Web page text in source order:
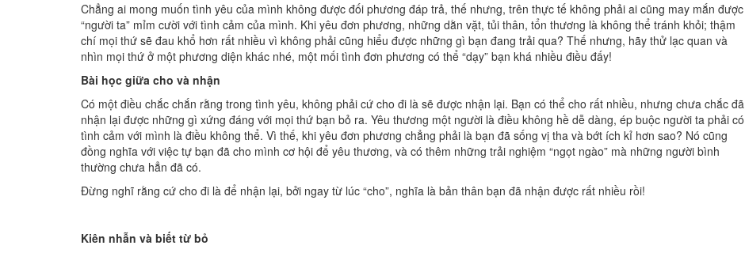
Chẳng ai mong muốn tình yêu của mình không được đối phương đáp trả, thế nhưng, trên thực tế không phải ai cũng may mắn được
“người ta” mỉm cười với tình cảm của mình. Khi yêu đơn phương, những dằn vặt, tủi thân, tổn thương là không thể tránh khỏi; thậm
chí mọi thứ sẽ đau khổ hơn rất nhiều vì không phải cũng hiểu được những gì bạn đang trải qua? Thế nhưng, hãy thử lạc quan và
nhìn mọi thứ ở một phương diện khác nhé, một mối tình đơn phương có thể “dạy” bạn khá nhiều điều đấy!
Bài học giữa cho và nhận
Có một điều chắc chắn rằng trong tình yêu, không phải cứ cho đi là sẽ được nhận lại. Bạn có thể cho rất nhiều, nhưng chưa chắc đã
nhận lại được những gì xứng đáng với mọi thứ bạn bỏ ra. Yêu thương một người là điều không hề dễ dàng, ép buộc người ta phải có
tình cảm với mình là điều không thể. Vì thế, khi yêu đơn phương chẳng phải là bạn đã sống vị tha và bớt ích kỉ hơn sao? Nó cũng
đồng nghĩa với việc tự bạn đã cho mình cơ hội để yêu thương, và có thêm những trải nghiệm “ngọt ngào” mà những người bình
thường chưa hẳn đã có.
Đừng nghĩ rằng cứ cho đi là để nhận lại, bởi ngay từ lúc “cho”, nghĩa là bản thân bạn đã nhận được rất nhiều rồi!
Kiên nhẫn và biết từ bỏ